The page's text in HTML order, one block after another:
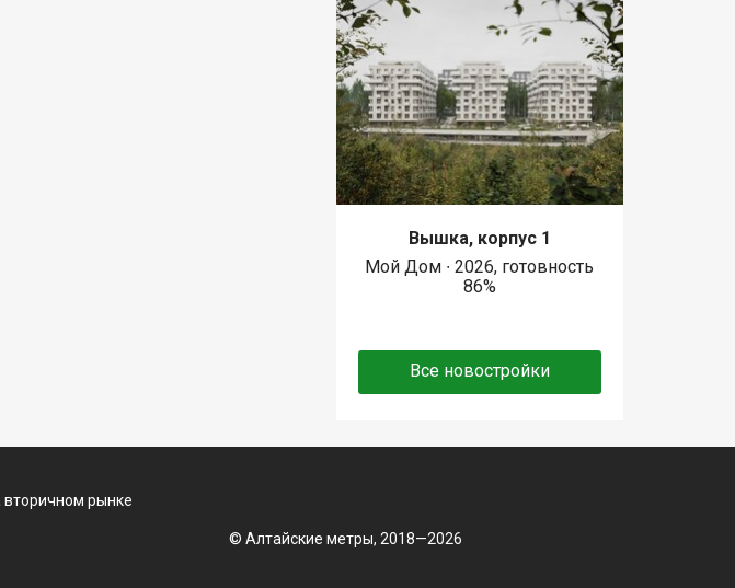
Вышка, корпус 1
Мой Дом ∙ 2026, готовность
86%
Все новостройки
рынке
© Алтайские метры, 2018—2026